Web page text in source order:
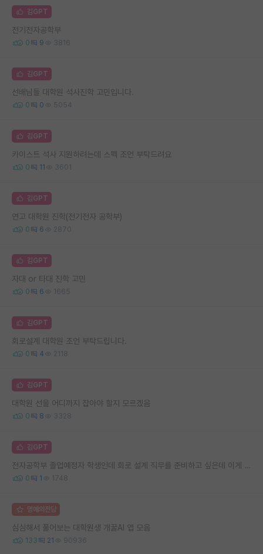
김GPT
전기전자공학부
0 9 3816
김GPT
선배님들 대학원 석사진학 고민입니다.
0 0 5054
김GPT
카이스트 석사 지원하려는데 스펙 조언 부탁드려요
0 11 3601
김GPT
연고 대학원 진학(전기전자 공학부)
0 6 2870
김GPT
자대 or 타대 진학 고민
0 6 1665
김GPT
회로설계 대학원 조언 부탁드립니다.
0 4 2118
김GPT
대학원 선을 어디까지 잡아야 할지 모르겠음
0 8 3328
김GPT
전자공학부 졸업예정자 학생인데 회로 설계 직무를 준비하고 싶은데 이게 맞을까요?
0 1 1748
명예의전당
심심해서 풀어보는 대학원생 개꿀AI 앱 모음
133 21 90936